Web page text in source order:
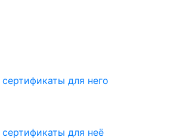
для него
для неё